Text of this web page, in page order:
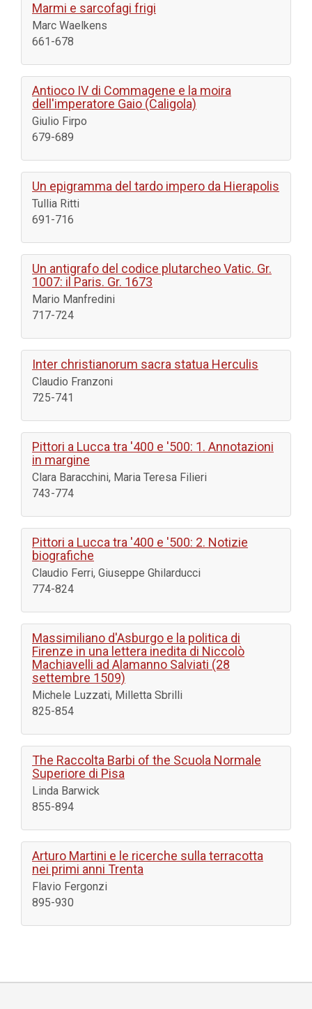
Marmi e sarcofagi frigi
Marc Waelkens
661-678
Antioco IV di Commagene e la moira
dell'imperatore Gaio (Caligola)
Giulio Firpo
679-689
Un epigramma del tardo impero da Hierapolis
Tullia Ritti
691-716
Un antigrafo del codice plutarcheo Vatic. Gr.
1007: il Paris. Gr. 1673
Mario Manfredini
717-724
Inter christianorum sacra statua Herculis
Claudio Franzoni
725-741
Pittori a Lucca tra '400 e '500: 1. Annotazioni
in margine
Clara Baracchini, Maria Teresa Filieri
743-774
Pittori a Lucca tra '400 e '500: 2. Notizie
biografiche
Claudio Ferri, Giuseppe Ghilarducci
774-824
Massimiliano d'Asburgo e la politica di
Firenze in una lettera inedita di Niccolò
Machiavelli ad Alamanno Salviati (28
settembre 1509)
Michele Luzzati, Milletta Sbrilli
825-854
The Raccolta Barbi of the Scuola Normale
Superiore di Pisa
Linda Barwick
855-894
Arturo Martini e le ricerche sulla terracotta
nei primi anni Trenta
Flavio Fergonzi
895-930